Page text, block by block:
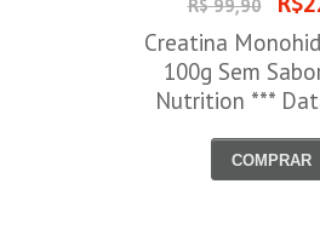
R$ 99,90
Creatina
100g Sem
Nutrition ***
COMPRAR